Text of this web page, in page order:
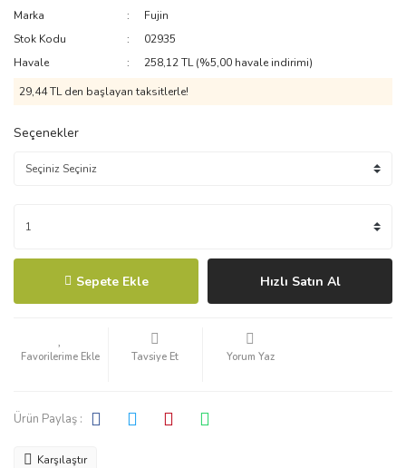
Marka
Fujin
Stok Kodu
02935
Havale
258,12 TL (%5,00 havale indirimi)
29,44 TL den başlayan taksitlerle!
Seçenekler
Sepete Ekle Hızlı Satın Al
Tavsiye Et Yorum Yaz
Ürün Paylaş :
Karşılaştır